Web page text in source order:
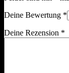
Deine Bewertung *
Deine Rezension *